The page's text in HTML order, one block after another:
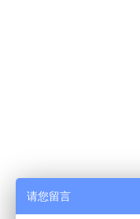
请您留言